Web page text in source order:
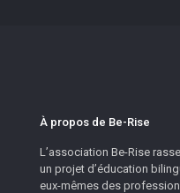
À propos de Be-Rise
L’association Be-Rise
un projet d’éducation
eux-mêmes des